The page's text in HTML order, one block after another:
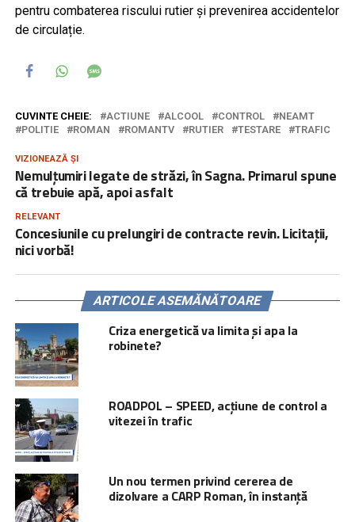
pentru combaterea riscului rutier și prevenirea accidentelor
de circulație.
CUVINTE CHEIE: ACTIUNE ALCOOL CONTROL
NEAMT
POLITIE
ROMAN ROMANTV RUTIER TESTARE TRAFIC
VIZIONEAZĂ ȘI
Nemulțumiri legate de străzi, în Sagna. Primarul spune
că trebuie apă, apoi asfalt
RELEVANT
Concesiunile cu prelungiri de contracte revin. Licitații,
nici vorbă!
ARTICOLE ASEMĂNĂTOARE
Criza energetică va limita și apa la
robinete?
ROADPOL – SPEED, acțiune de control a
vitezei în trafic
Un nou termen privind cererea de
dizolvare a CARP Roman, în instanță